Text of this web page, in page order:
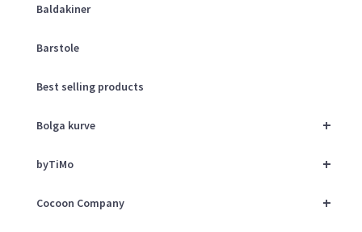
Baldakiner
Barstole
Best selling products
+
Bolga kurve
+
byTiMo
+
Cocoon Company